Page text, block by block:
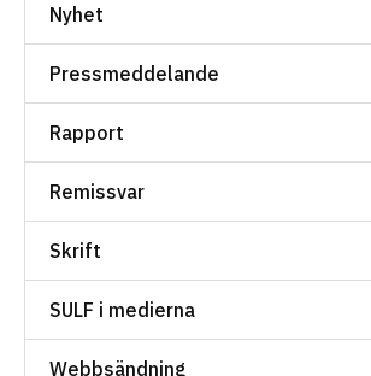
Nyhet
Pressmeddelande
Rapport
Remissvar
Skrift
SULF i medierna
Webbsändning